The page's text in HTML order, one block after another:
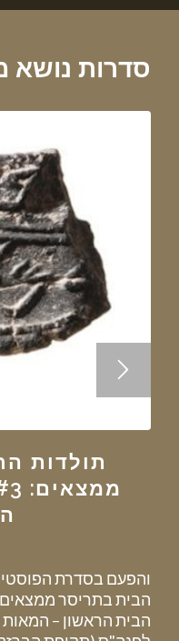
סדרות נושא
תולדות
והפעם בסדרת
הבית בתריסר
הבית הראשון –